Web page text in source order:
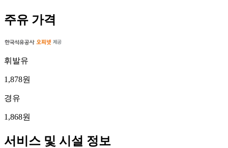
주유 가격
휘발유
1,878원
경유
1,868원
서비스 및 시설 정보